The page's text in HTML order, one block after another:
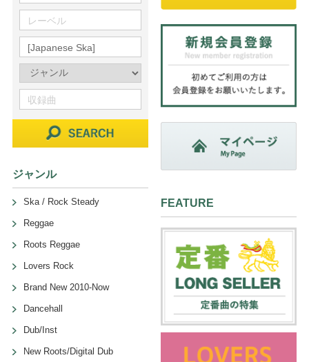
ジャンル
Ska / Rock Steady
Reggae
Roots Reggae
Lovers Rock
Brand New 2010-Now
Dancehall
Dub/Inst
New Roots/Digital Dub
FEATURE